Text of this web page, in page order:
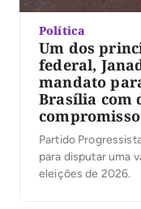
Política
Um dos
federal,
mandato
Brasília com
compromisso
Partido
para disputar uma
eleições de 2026.